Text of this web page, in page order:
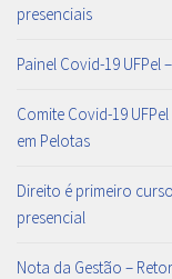
presenciais
Painel Covid-19 UFPel
Comite Covid-19
em Pelotas
Direito é primeiro
presencial
Nota da Gestão –